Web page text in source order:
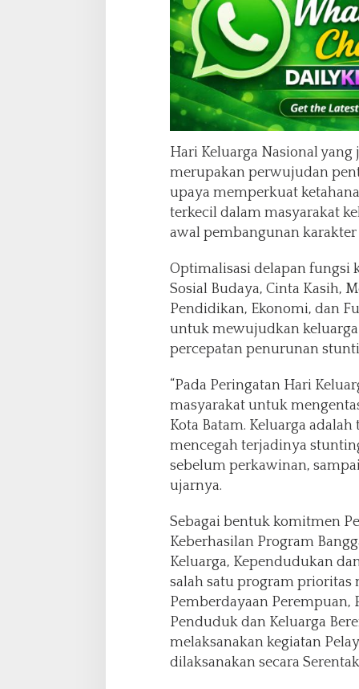
Hari Keluarga Nasional yang
merupakan perwujudan
upaya memperkuat
terkecil dalam masyarakat
awal pembangunan karakter
Optimalisasi delapan fungsi
Sosial Budaya, Cinta Kasih,
Pendidikan, Ekonomi, dan
untuk mewujudkan
percepatan penurunan
“Pada Peringatan Hari
masyarakat untuk
Kota Batam. Keluarga
mencegah terjadinya
sebelum perkawinan,
ujarnya.
Sebagai bentuk komitmen
Keberhasilan Program
Keluarga, Kependudukan
salah satu program prioritas
Pemberdayaan Perempuan,
Penduduk dan Keluarga
melaksanakan kegiatan
dilaksanakan secara